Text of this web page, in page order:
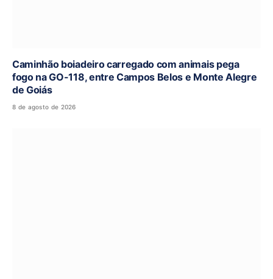
Caminhão boiadeiro carregado com animais pega
fogo na GO-118, entre Campos Belos e Monte Alegre
de Goiás
8 de agosto de 2026